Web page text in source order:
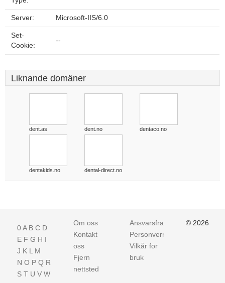
Server: Microsoft-IIS/6.0
Set-
Cookie:
--
Liknande domäner
dent.as dent.no dentaco.no
dentakids.no dental-direct.no
0A B C D
E F G H I
J K L M
N O P Q R
S T U V W
Om oss
Kontakt
oss
Fjern
nettsted
Ansvarsfraskrivelse
Personvern
Vilkår for
bruk
© 2026